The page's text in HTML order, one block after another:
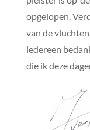
opgelopen.
van de
iedereen
die ik deze